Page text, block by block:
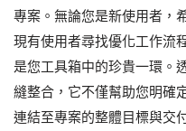
專案。無論您是新使用者，
現有使用者尋找優化工作流
是您工具箱中的珍貴一環。
縫整合，它不僅幫助您明確
連結至專案的整體目標與交